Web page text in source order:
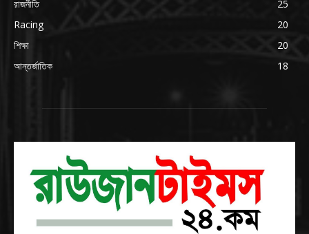
রাজনীতি
25
Racing
20
শিক্ষা
20
আন্তর্জাতিক
18